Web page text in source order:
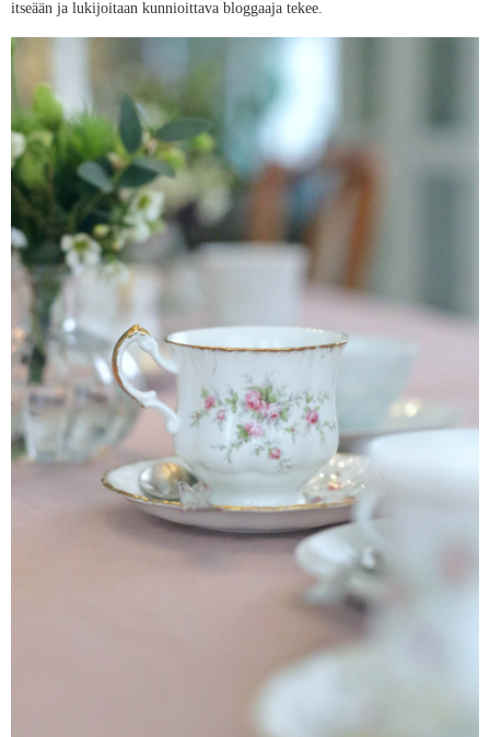
itseään ja lukijoitaan kunnioittava bloggaaja tekee.